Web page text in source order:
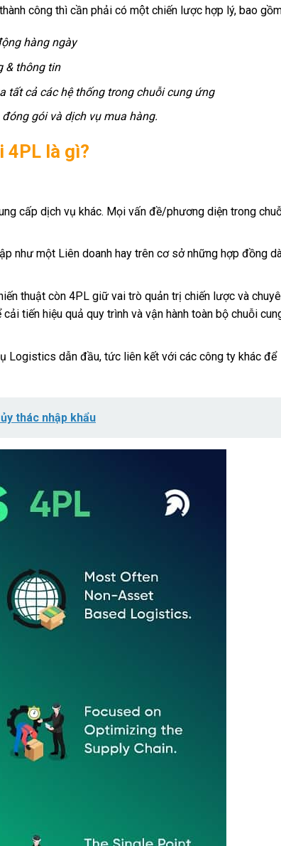
công thì cần phải có một chiến lược hợp lý, bao
hàng ngày
& thông tin
tất cả các hệ thống trong chuỗi cung ứng
gói và dịch vụ mua hàng.
4PL là gì?
cấp dịch vụ khác. Mọi vấn đề/phương diện trong
như một Liên doanh hay trên cơ sở những hợp đồng
thuật còn 4PL giữ vai trò quản trị chiến lược và
tiến hiệu quả quy trình và vận hành toàn bộ chuỗi
Logistics dẫn đầu, tức liên kết với các công ty khác để
thác nhập khẩu